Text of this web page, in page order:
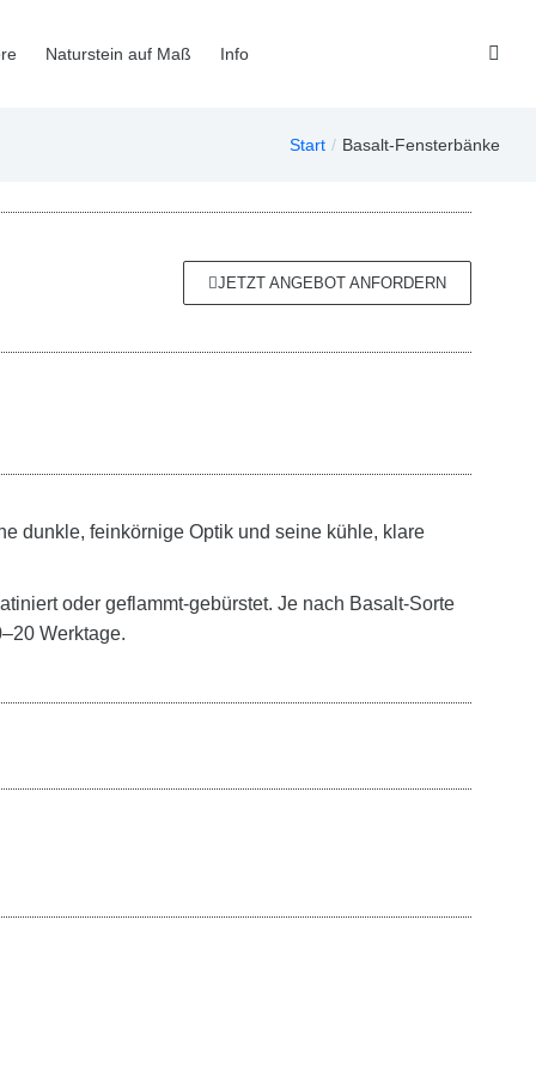
Naturstein auf Maß Info
Sie befinden sich hier:
Start Basalt-Fensterbänke
JETZT ANGEBOT ANFORDERN
dunkle, feinkörnige Optik und seine kühle, klare
oder geflammt-gebürstet. Je nach Basalt-Sorte
Werktage.